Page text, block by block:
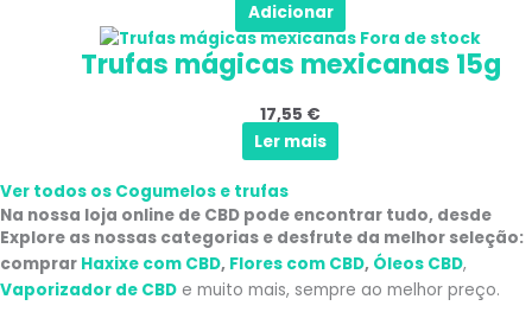
Adicionar
Fora de stock
Trufas mágicas mexicanas 15g
17,55 €
Ler mais
Ver todos os Cogumelos e trufas
Na nossa loja online de CBD pode encontrar tudo, desde
Explore as nossas categorias e desfrute da melhor seleção:
comprar Haxixe com CBD, Flores com CBD, Óleos CBD,
Vaporizador de CBD e muito mais, sempre ao melhor preço.